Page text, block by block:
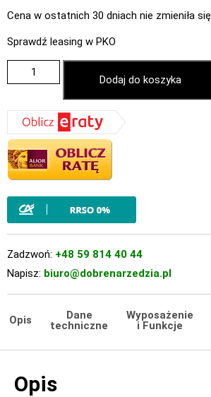
Cena w ostatnich 30 dniach nie zmieniła się
Sprawdź leasing w PKO
Dodaj do koszyka
Zadzwoń: +48 59 814 40 44
Napisz: biuro@dobrenarzedzia.pl
Opis
Dane
techniczne
Wyposażenie
i Funkcje
Opis